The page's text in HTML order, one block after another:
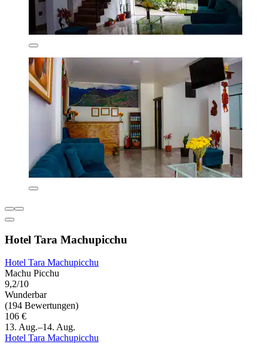
Hotel Tara Machupicchu
Hotel Tara Machupicchu
Machu Picchu
9,2/10
Wunderbar
(194 Bewertungen)
106 €
13. Aug.–14. Aug.
Hotel Tara Machupicchu